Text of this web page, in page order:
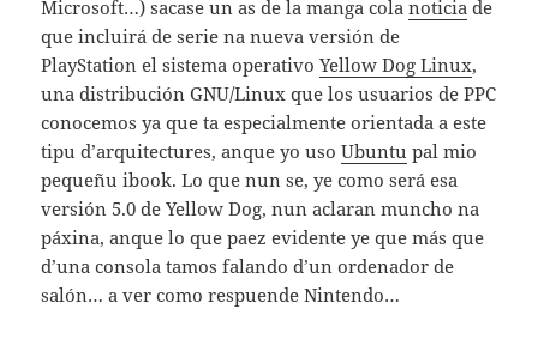
Microsoft…) sacase un as de la manga colanoticia de
que incluirá de serie na nueva versión de
PlayStation el sistema operativoYellow Dog Linux,
una distribución GNU/Linux que los usuarios de PPC
conocemos ya que ta especialmente orientada a este
tipu d’arquitectures, anque yo usoUbuntu pal mio
pequeñu ibook. Lo que nun se, ye como será esa
versión 5.0 de Yellow Dog, nun aclaran muncho na
páxina, anque lo que paez evidente ye que más que
d’una consola tamos falando d’un ordenador de
salón… a ver como respuende Nintendo…